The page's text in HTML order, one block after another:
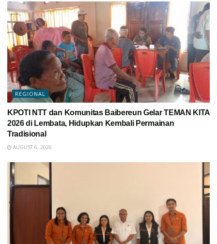
REGIONAL
KPOTI NTT dan Komunitas Baibereun Gelar TEMAN KITA
2026 di Lembata, Hidupkan Kembali Permainan
Tradisional
AUGUST 6, 2026